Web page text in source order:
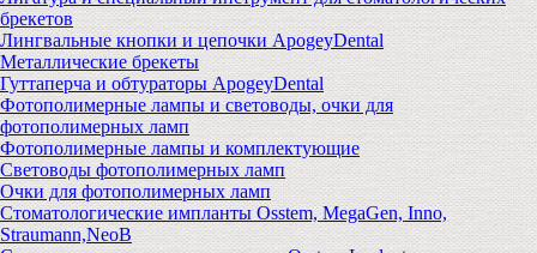
брекетов
Лингвальные кнопки и цепочки ApogeyDental
Металлические брекеты
Гуттаперча и обтураторы ApogeyDental
Фотополимерные лампы и световоды, очки для
фотополимерных ламп
Фотополимерные лампы и комплектующие
Световоды фотополимерных ламп
Очки для фотополимерных ламп
Стоматологические импланты Osstem, MegaGen, Inno,
Straumann,NeoB